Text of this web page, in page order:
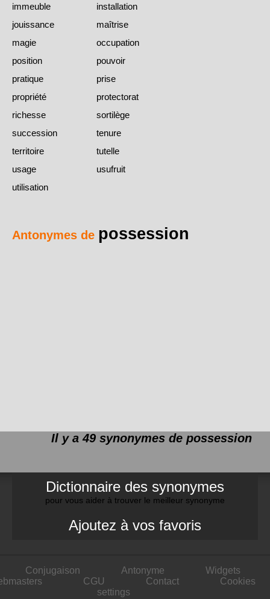
immeuble
installation
jouissance
maîtrise
magie
occupation
position
pouvoir
pratique
prise
propriété
protectorat
richesse
sortilège
succession
tenure
territoire
tutelle
usage
usufruit
utilisation
Antonymes de possession
Il y a 49 synonymes de possession
Dictionnaire des synonymes
pour vous aider à trouver le meilleur synonyme
Ajoutez à vos favoris
Conjugaison Antonyme
Widgets
CGU Contact
Cookies
settings